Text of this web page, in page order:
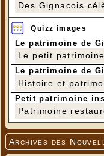
Des Gignacois
Quizz images
Le patrimoine de
Le petit patrimoine
Le patrimoine de
Histoire et
Petit patrimoine
Patrimoine
Archives des